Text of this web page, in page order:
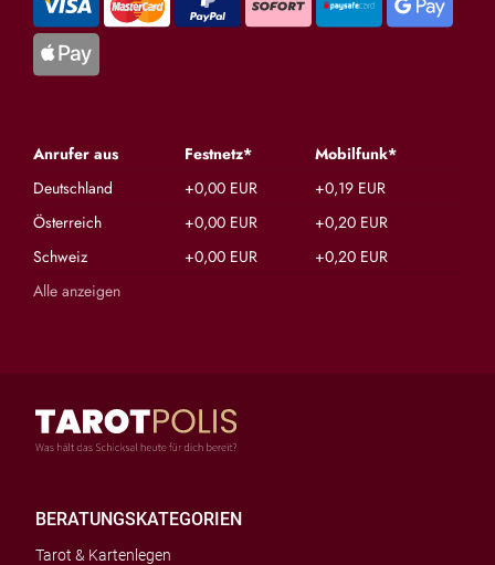
Anrufer aus Festnetz*
Mobilfunk*
Deutschland
+0,00 EUR
+0,19 EUR
Österreich
+0,00 EUR
+0,20 EUR
Schweiz
+0,00 EUR
+0,20 EUR
Alle anzeigen
BERATUNGSKATEGORIEN
Tarot & Kartenlegen